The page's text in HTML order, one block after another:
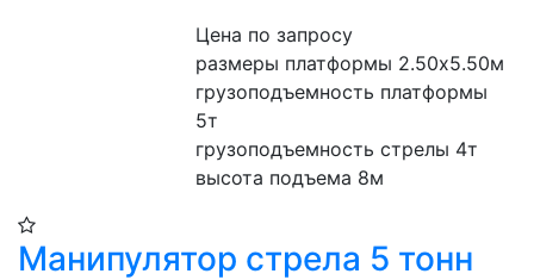
Цена по запросу
размеры платформы 2.50х5.50м
грузоподъемность платформы
5т
грузоподъемность стрелы 4т
высота подъема 8м
Манипулятор стрела 5 тонн